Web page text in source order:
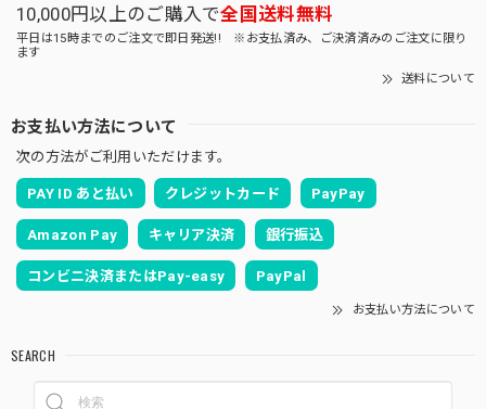
10,000円以上のご購入で全国送料無料
平日は15時までのご注文で即日発送!! ※お支払済み、ご決済済みのご注文に限り
ます
送料について
お支払い方法について
次の方法がご利用いただけます。
PAY ID あと払い クレジットカード PayPay
Amazon Pay キャリア決済 銀行振込
コンビニ決済またはPay-easy PayPal
お支払い方法について
SEARCH